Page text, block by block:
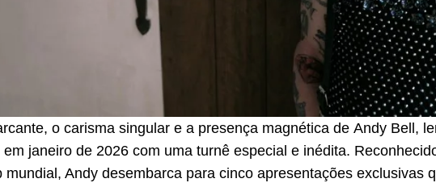
o carisma singular e a presença magnética de Andy Bell,
em janeiro de 2026 com uma turnê especial e inédita.
mundial, Andy desembarca para cinco apresentações exclusivas